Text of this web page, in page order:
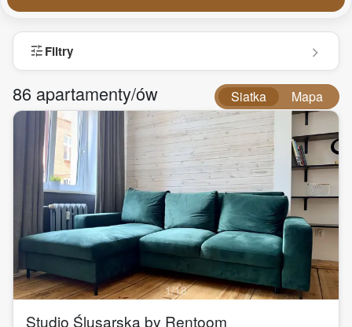
tuneFiltry
86 apartamenty/ów Siatka Mapa
1/18
Studio Ślusarska by Rentoom